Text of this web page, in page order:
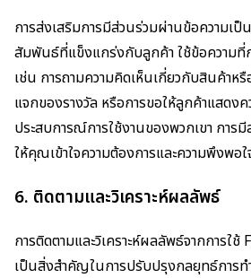
การส่งเสริมการมีส่วนร่วมผ่านข้อความเป็
สัมพันธ์ที่แข็งแกร่งกับลูกค้า ใช้ข้อความที่
เช่น การถามความคิดเห็นเกี่ยวกับสินค้าห
แจกของรางวัล หรือการขอให้ลูกค้าแสดง
ประสบการณ์การใช้งานของพวกเขา การ
ให้คุณเข้าใจความต้องการและความพึงพอ
6. ติดตามและวิเคราะห์ผลลัพธ์
การติดตามและวิเคราะห์ผลลัพธ์จากการใ
เป็นสิ่งสำคัญในการปรับปรุงกลยุทธ์การท